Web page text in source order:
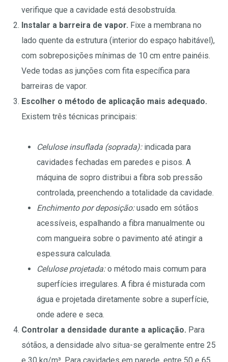
verifique que a cavidade está desobstruída.
Instalar a barreira de vapor. Fixe a membrana no
lado quente da estrutura (interior do espaço habitável),
com sobreposições mínimas de 10 cm entre painéis.
Vede todas as junções com fita específica para
barreiras de vapor.
Escolher o método de aplicação mais adequado.
Existem três técnicas principais:
Celulose insuflada (soprada):indicada para
cavidades fechadas em paredes e pisos. A
máquina de sopro distribui a fibra sob pressão
controlada, preenchendo a totalidade da cavidade.
Enchimento por deposição:usado em sótãos
acessíveis, espalhando a fibra manualmente ou
com mangueira sobre o pavimento até atingir a
espessura calculada.
Celulose projetada:o método mais comum para
superfícies irregulares. A fibra é misturada com
água e projetada diretamente sobre a superfície,
onde adere e seca.
Controlar a densidade durante a aplicação. Para
sótãos, a densidade alvo situa-se geralmente entre 25